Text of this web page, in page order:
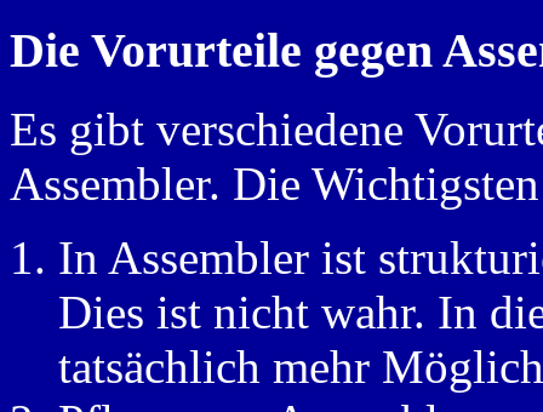
Die Vorurteile gegen
Es gibt verschiedene
Assembler. Die
In Assembler ist
Dies ist nicht wahr. In
tatsächlich mehr